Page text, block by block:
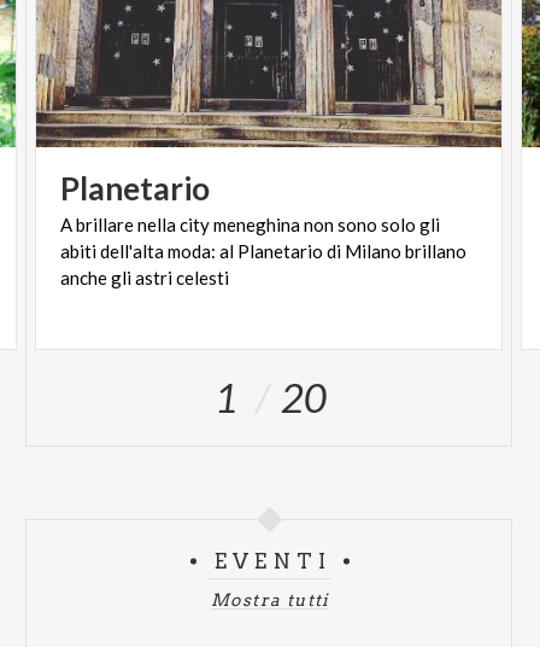
Planetario
A brillare nella city meneghina non sono solo gli
abiti dell'alta moda: al Planetario di Milano brillano
anche gli astri celesti
1 20
EVENTI
Mostra tutti